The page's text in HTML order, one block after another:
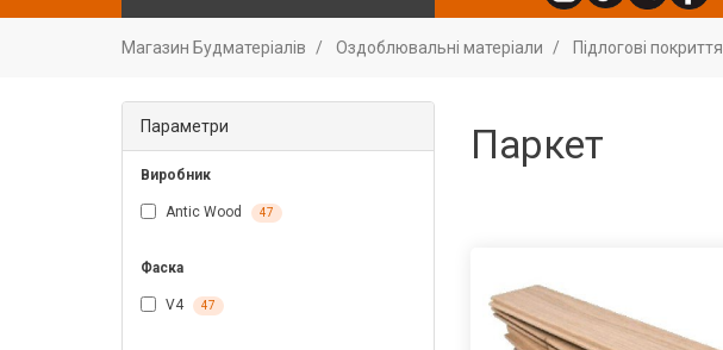
Магазин Будматеріалів Оздоблювальні матеріали Підлогові покриття
Параметри
Виробник
Antic Wood 47
Фаска
V4 47
Паркет